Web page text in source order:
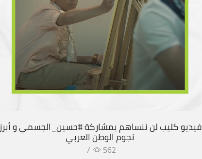
فيديو كليب لن ننساهم بمشاركة #حسين_الجسمي و أبرز
نجوم الوطن العربي
/ 562